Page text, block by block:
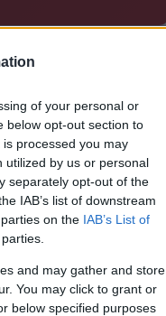
of your personal or
below opt-out section to
processed you may
utilized by us or personal
separately opt-out of the
IAB’s list of downstream
on the IAB’s List of
and may gather and store
You may click to grant or
below specified purposes